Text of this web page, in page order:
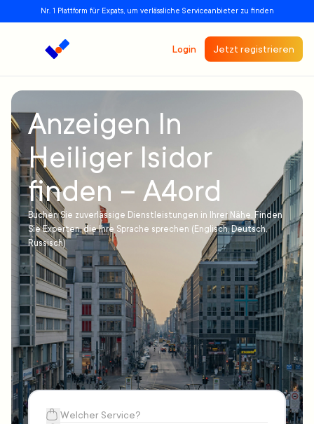
Nr. 1 Plattform für Expats, um verlässliche Serviceanbieter zu finden
Login Jetzt registrieren
Anzeigen In
Heiliger Isidor
finden – A4ord
Buchen Sie zuverlässige Dienstleistungen in Ihrer Nähe. Finden
Sie Experten, die Ihre Sprache sprechen (Englisch, Deutsch,
Russisch)